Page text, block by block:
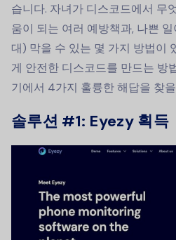
습니다. 자녀가 디스코드에서 무
움이 되는 여러 예방책과, 나쁜
대) 막을 수 있는 몇 가지 방법이
게 안전한 디스코드를 만드는 방
기에서 4가지 훌륭한 해답을 찾
솔루션 #1: Eyezy 획득